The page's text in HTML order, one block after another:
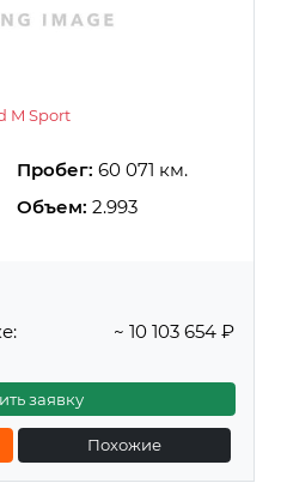
M Sport
Пробег: 60 071 км.
Объем: 2.993
~ 10 103 654 ₽
заявку
Похожие